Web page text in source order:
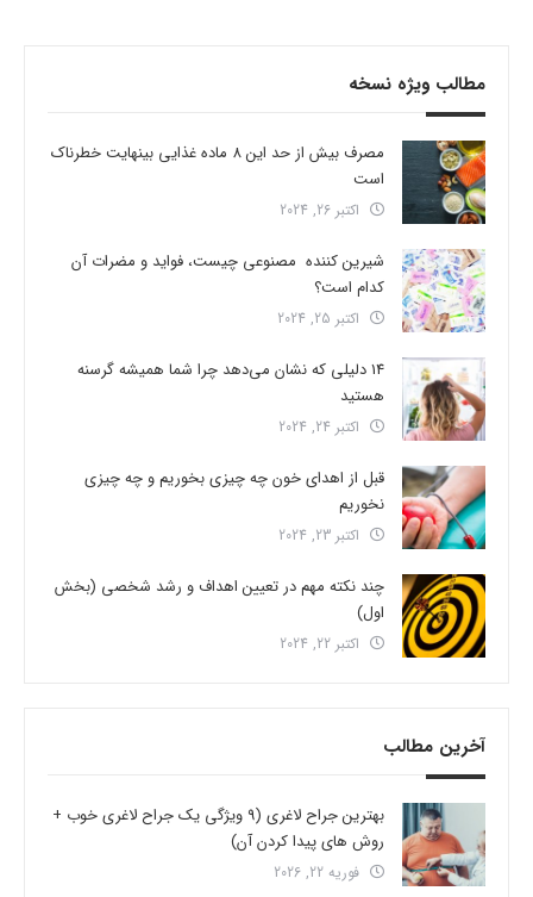
مطالب ویژه نسخه
مصرف بیش از حد این 8 ماده غذایی بینهایت خطرناک
است
اکتبر 26, 2024
شیرین کننده مصنوعی چیست، فواید و مضرات آن
کدام است؟
اکتبر 25, 2024
14 دلیلی که نشان می‌دهد چرا شما همیشه گرسنه
هستید
اکتبر 24, 2024
قبل از اهدای خون چه چیزی بخوریم و چه چیزی
نخوریم
اکتبر 23, 2024
چند نکته مهم در تعیین اهداف و رشد شخصی (بخش
اول)
اکتبر 22, 2024
آخرین مطالب
بهترین جراح لاغری (9 ویژگی یک جراح لاغری خوب +
روش های پیدا کردن آن)
فوریه 22, 2026